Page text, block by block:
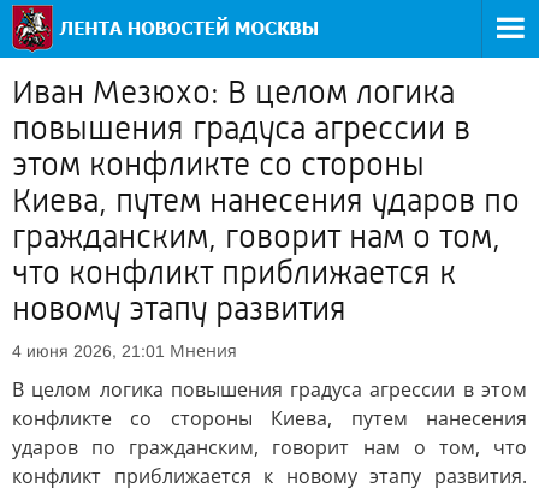
Иван Мезюхо: В целом логика
повышения градуса агрессии в
этом конфликте со стороны
Киева, путем нанесения ударов по
гражданским, говорит нам о том,
что конфликт приближается к
новому этапу развития
4 июня 2026, 21:01 Мнения
В целом логика повышения градуса агрессии в этом
конфликте со стороны Киева, путем нанесения
ударов по гражданским, говорит нам о том, что
конфликт приближается к новому этапу развития.